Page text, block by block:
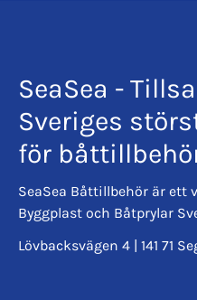
SeaSea -
Sveriges
för
SeaSea Båttillbehör är ett
Byggplast och Båtprylar
Lövbacksvägen 4 | 141 71